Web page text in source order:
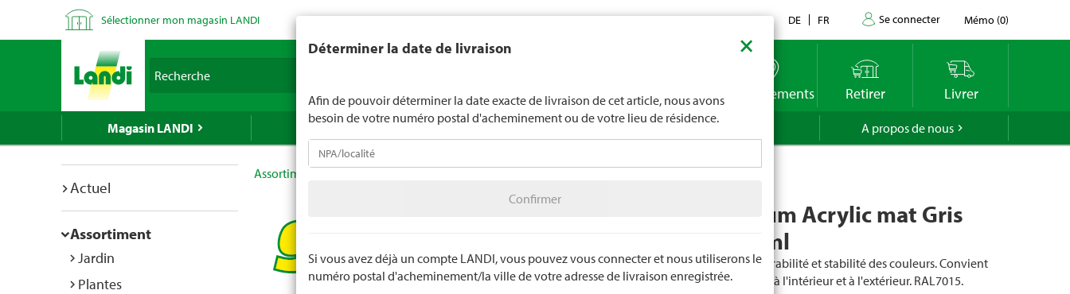
Sélectionner mon magasin LANDI Contact DE FR Se connecter Mémo (0)
LANDI Météo Emplacements Retirer Livrer
Magasin LANDI A propos de nous
Actuel
Assortiment
Jardin
Plantes
Assortiment
Spray Premium Acrylic mat Gris
ardoise 400 ml
Excellente adhérence, durabilité et stabilité des couleurs. Convient
pour le métal, le bois, etc. à l'intérieur et à l'extérieur. RAL7015.
Déterminer la date de livraison ×
Afin de pouvoir déterminer la date exacte de livraison de cet article, nous avons
besoin de votre numéro postal d'acheminement ou de votre lieu de résidence.
Confirmer
Si vous avez déjà un compte LANDI, vous pouvez vous connecter et nous utiliserons le
numéro postal d'acheminement/la ville de votre adresse de livraison enregistrée.
LANDI ne vend généralement pas d'alcool aux jeunes de moins de 16 ans. La limite